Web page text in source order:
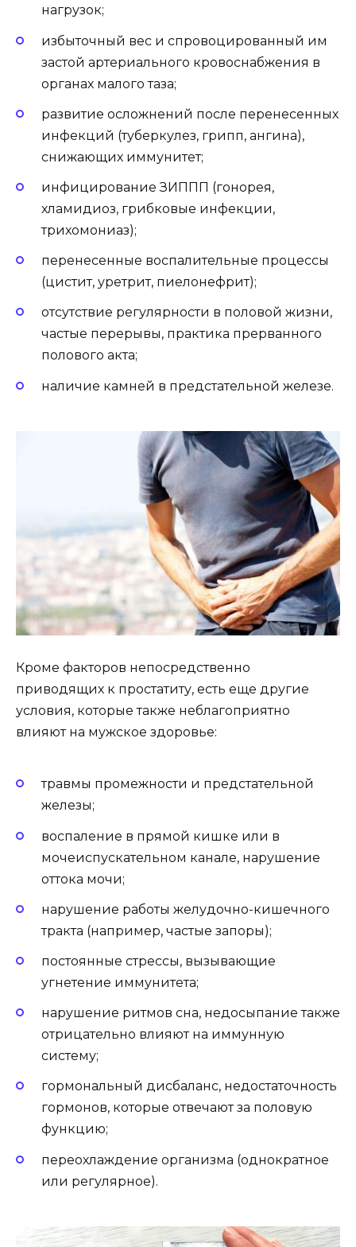
нагрузок;
избыточный вес и спровоцированный им
застой артериального кровоснабжения в
органах малого таза;
развитие осложнений после перенесенных
инфекций (туберкулез, грипп, ангина),
снижающих иммунитет;
инфицирование ЗИППП (гонорея,
хламидиоз, грибковые инфекции,
трихомониаз);
перенесенные воспалительные процессы
(цистит, уретрит, пиелонефрит);
отсутствие регулярности в половой жизни,
частые перерывы, практика прерванного
полового акта;
наличие камней в предстательной железе.
Кроме факторов непосредственно
приводящих к простатиту, есть еще другие
условия, которые также неблагоприятно
влияют на мужское здоровье:
травмы промежности и предстательной
железы;
воспаление в прямой кишке или в
мочеиспускательном канале, нарушение
оттока мочи;
нарушение работы желудочно-кишечного
тракта (например, частые запоры);
постоянные стрессы, вызывающие
угнетение иммунитета;
нарушение ритмов сна, недосыпание также
отрицательно влияют на иммунную
систему;
гормональный дисбаланс, недостаточность
гормонов, которые отвечают за половую
функцию;
переохлаждение организма (однократное
или регулярное).